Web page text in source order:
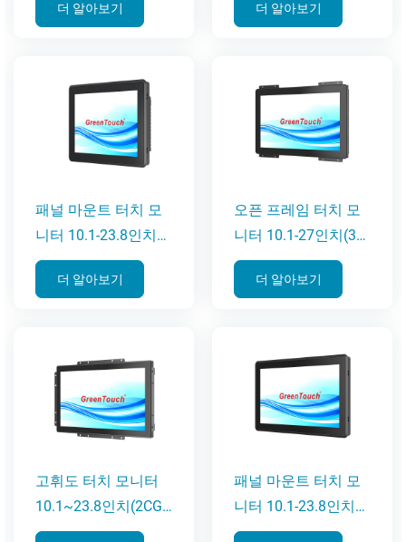
더 알아보기 더 알아보기
패널 마운트 터치 모
니터 10.1-23.8인치
(3D 시리즈)
더 알아보기
오픈 프레임 터치 모
니터 10.1-27인치(3C
시리즈)
더 알아보기
고휘도 터치 모니터
10.1~23.8인치(2CGL
시리즈)
패널 마운트 터치 모
니터 10.1-23.8인치
(3E 시리즈)